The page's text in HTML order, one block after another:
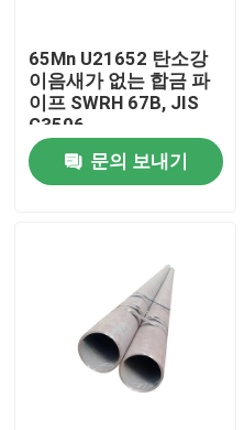
품질 관리
연락주세요
보일러 가열로 부분
석탄 보일러부
65Mn U21652 탄소강
이음새가 없는 합금 파
이프 SWRH 67B, JIS
G3506
문의 보내기